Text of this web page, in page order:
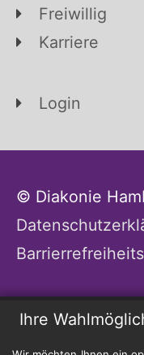
Ihre
Freiwillig
Karriere
Login
© Diakonie